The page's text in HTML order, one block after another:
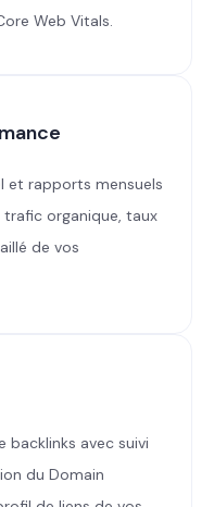
Web Vitals.
et rapports mensuels
organique, taux
de vos
backlinks avec suivi
du Domain